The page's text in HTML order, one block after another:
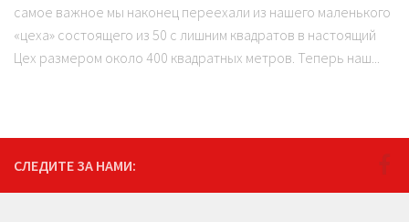
самое важное мы наконец переехали из нашего маленького
«цеха» состоящего из 50 с лишним квадратов в настоящий
Цех размером около 400 квадратных метров. Теперь наш...
СЛЕДИТЕ ЗА НАМИ: